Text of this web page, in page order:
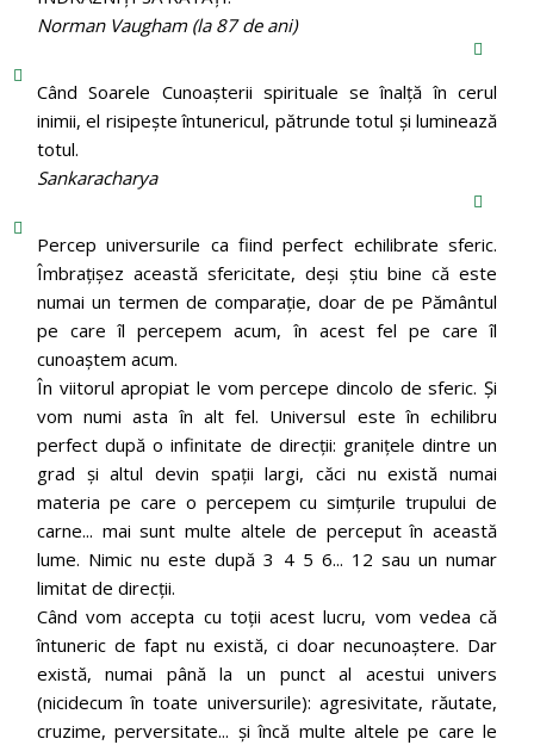
Norman Vaugham (la 87 de ani)
Când Soarele Cunoaşterii spirituale se înalţă în cerul
inimii, el risipeşte întunericul, pătrunde totul şi luminează
totul.
Sankaracharya
Percep universurile ca fiind perfect echilibrate sferic.
Îmbrațișez această sfericitate, deși știu bine că este
numai un termen de comparație, doar de pe Pământul
pe care îl percepem acum, în acest fel pe care îl
cunoaștem acum.
În viitorul apropiat le vom percepe dincolo de sferic. Și
vom numi asta în alt fel. Universul este în echilibru
perfect după o infinitate de direcții: granițele dintre un
grad și altul devin spații largi, căci nu există numai
materia pe care o percepem cu simțurile trupului de
carne... mai sunt multe altele de perceput în această
lume. Nimic nu este după 3 4 5 6... 12 sau un numar
limitat de direcții.
Când vom accepta cu toții acest lucru, vom vedea că
întuneric de fapt nu există, ci doar necunoaștere. Dar
există, numai până la un punct al acestui univers
(nicidecum în toate universurile): agresivitate, răutate,
cruzime, perversitate... și încă multe altele pe care le